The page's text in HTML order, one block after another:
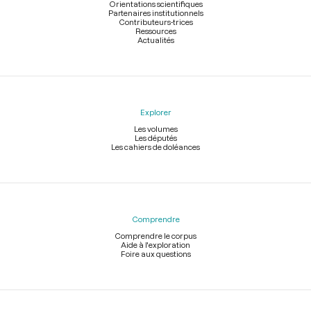
Orientations scientifiques
Partenaires institutionnels
Contributeurs-trices
Ressources
Actualités
Explorer
Les volumes
Les députés
Les cahiers de doléances
Comprendre
Comprendre le corpus
Aide à l'exploration
Foire aux questions